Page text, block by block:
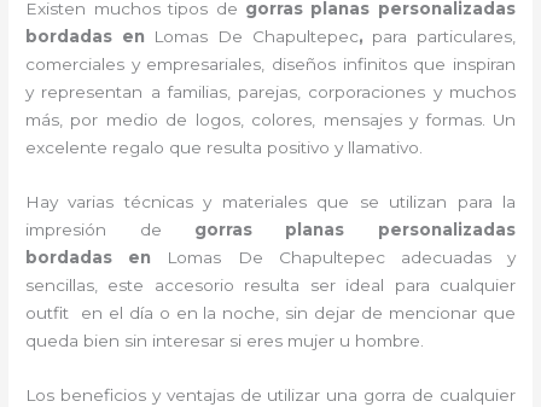
Existen muchos tipos de gorras planas personalizadas
bordadas en
Lomas De Chapultepec, para particulares,
comerciales y empresariales, diseños infinitos que inspiran
y representan a familias, parejas, corporaciones y muchos
más, por medio de logos, colores, mensajes y formas. Un
excelente regalo que resulta positivo y llamativo.
Hay varias técnicas y materiales que se utilizan para la
impresión de gorras planas personalizadas
bordadas en
Lomas De Chapultepec adecuadas y
sencillas, este accesorio resulta ser ideal para cualquier
outfit en el día o en la noche, sin dejar de mencionar que
queda bien sin interesar si eres mujer u hombre.
Los beneficios y ventajas de utilizar una gorra de cualquier